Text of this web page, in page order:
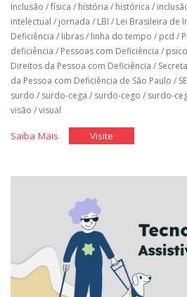
Inclusão /física / história / histórica /
intelectual / jornada / LBI / Lei Brasileira de
Deficiência / libras/ linha do tempo / pcd /
deficiência / Pessoas com Deficiência /
Direitos da Pessoa com Deficiência /
da Pessoa com Deficiência de São Paulo /
surdo / surdo-cega / surdo-cego / surdo-
visão /visual
Saiba Mais"Jornada
pessoa
com
deficiência
no
mundo."
Visite"Jornada
deficiência
no
mundo."